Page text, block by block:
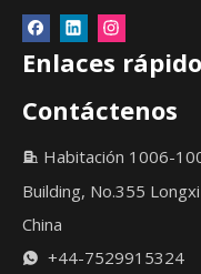
Enlaces
Contáctenos
 Habitación 1006-
Building, No.355
China
 +44-7529915324